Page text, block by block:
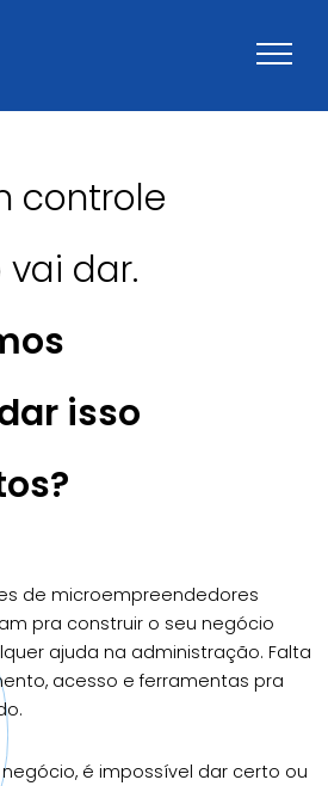
Sobre
Benefícios
BAIXAR O SOMEI
controle
vai dar.
isso
de microempreendedores
pra construir o seu negócio
ajuda na administração. Falta
acesso e ferramentas pra
é impossível dar certo ou